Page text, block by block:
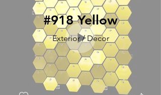
#918 Yellow
Exterior / Decor